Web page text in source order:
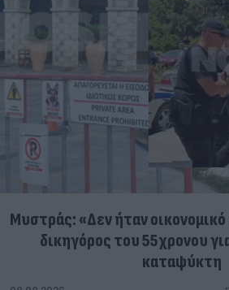
Μυστράς: «Δεν ήταν οικονομικό
δικηγόρος του 55χρονου
καταψύκτη